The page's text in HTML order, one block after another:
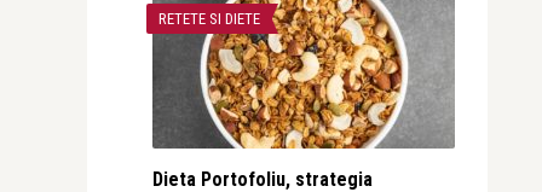
RETETE SI DIETE
Dieta Portofoliu, strategia